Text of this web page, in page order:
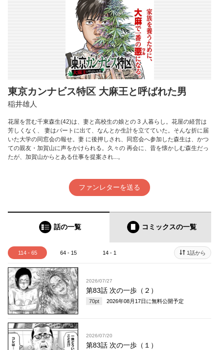
東京カンナビス特区 大麻王と呼ばれた男
稲井雄人
花屋を営む千東森生(42)は、妻と高校生の娘との 3 人暮らし。花屋の経営は
芳しくなく、 妻はパートに出て、なんとか生計を立てていた。そんな折に届
いた大学の同窓会の報せ。妻 に後押しされ、同窓会へ参加した森生は、かつ
ての親友・加賀山に声をかけられる。久々の 再会に、昔を懐かしむ森生だっ
たが、加賀山からとある仕事を提案され...。
ファンレターを送る
話の一覧 コミックスの一覧
114 - 65 64 - 15 14 - 1 1話から
2026/07/27
第83話 次の一歩（２）
70pt 2026年08月17日 に無料公開予定
2026/07/20
第83話 次の一歩（１）